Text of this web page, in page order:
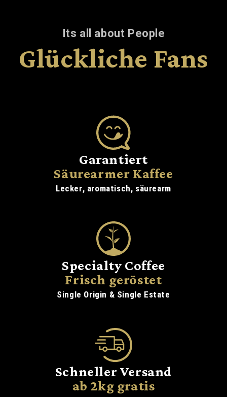
Its all about People
Glückliche Fans
Garantiert
Säurearmer Kaffee
Lecker, aromatisch, säurearm
Specialty Coffee
Frisch geröstet
Single Origin & Single Estate
Schneller Versand
ab 2kg gratis